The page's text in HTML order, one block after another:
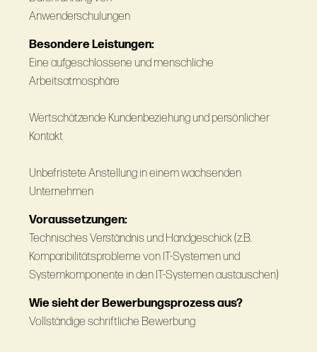
Anwenderschulungen
Besondere Leistungen:
Eine aufgeschlossene und menschliche
Arbeitsatmosphäre
Wertschätzende Kundenbeziehung und persönlicher
Kontakt
Unbefristete Anstellung in einem wachsenden
Unternehmen
Voraussetzungen:
Technisches Verständnis und Handgeschick (z.B.
Komparibilitätsprobleme von IT-Systemen und
Systemkomponente in den IT-Systemen austauschen)
Wie sieht der Bewerbungsprozess aus?
Vollständige schriftliche Bewerbung